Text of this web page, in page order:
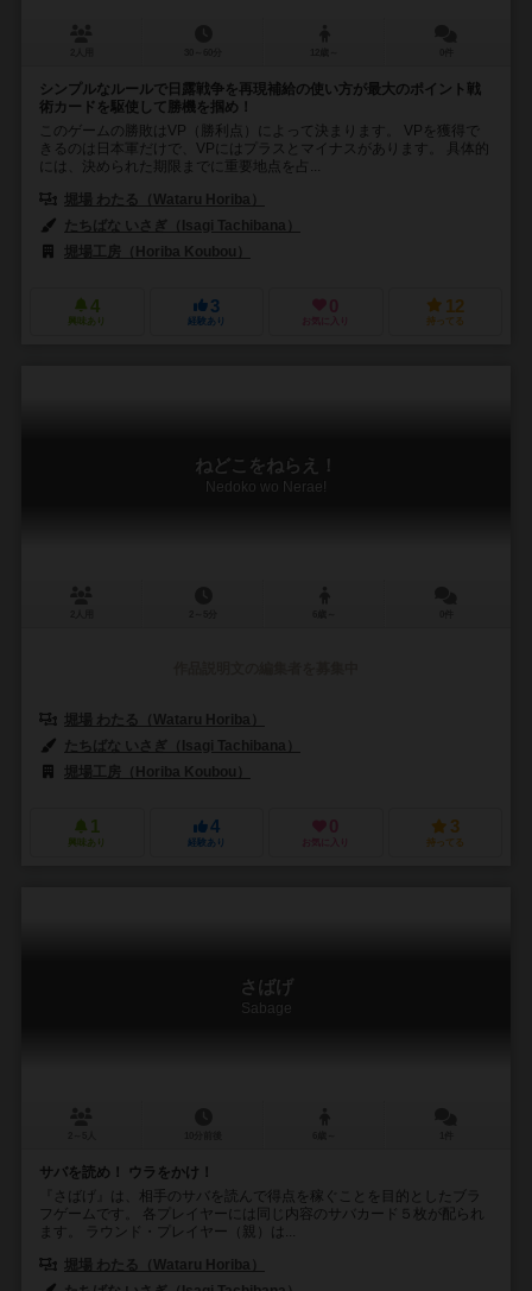
シンプルなルールで日露戦争を再現補給の使い方が最大のポイント戦
術カードを駆使して勝機を掴め！
このゲームの勝敗はVP（勝利点）によって決まります。 VPを獲得で
きるのは日本軍だけで、VPにはプラスとマイナスがあります。 具体的
には、決められた期限までに重要地点を占...
堀場 わたる（Wataru Horiba）
たちばな いさぎ（Isagi Tachibana）
堀場工房（Horiba Koubou）
4
興味あり
3
経験あり
0
お気に入り
12
持ってる
ねどこをねらえ！
Nedoko wo Nerae!
堀場 わたる（Wataru Horiba）
たちばな いさぎ（Isagi Tachibana）
堀場工房（Horiba Koubou）
1
興味あり
4
経験あり
0
お気に入り
3
持ってる
さばげ
Sabage
サバを読め！ ウラをかけ！
『さばげ』は、相手のサバを読んで得点を稼ぐことを目的としたブラ
フゲームです。 各プレイヤーには同じ内容のサバカード５枚が配られ
ます。 ラウンド・プレイヤー（親）は...
堀場 わたる（Wataru Horiba）